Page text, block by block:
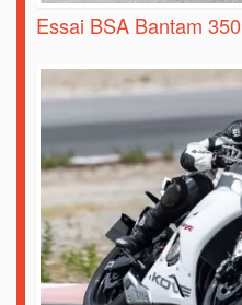
Essai BSA Bantam 350